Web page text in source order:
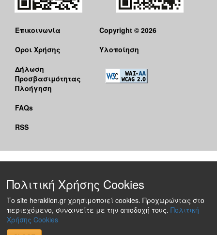
Επικοινωνία
Όροι Χρήσης
Δήλωση
Προσβασιμότητας
Πλοήγηση
FAQs
RSS
Copyright © 2026
Υλοποίηση
Πολιτική Χρήσης Cookies
Το site heraklion.gr χρησιμοποιεί cookies. Προχωρώντας στο
περιεχόμενο, συναινείτε με την αποδοχή τους. Πολιτική
Χρήσης Cookies